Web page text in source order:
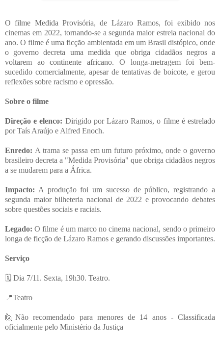
O filme Medida Provisória, de Lázaro Ramos, foi exibido nos
cinemas em 2022, tornando-se a segunda maior estreia nacional do
ano. O filme é uma ficção ambientada em um Brasil distópico, onde
o governo decreta uma medida que obriga cidadãos negros a
voltarem ao continente africano. O longa-metragem foi bem-
sucedido comercialmente, apesar de tentativas de boicote, e gerou
reflexões sobre racismo e opressão.
Sobre o filme
Direção e elenco: Dirigido por Lázaro Ramos, o filme é estrelado
por Taís Araújo e Alfred Enoch.
Enredo: A trama se passa em um futuro próximo, onde o governo
brasileiro decreta a "Medida Provisória" que obriga cidadãos negros
a se mudarem para a África.
Impacto: A produção foi um sucesso de público, registrando a
segunda maior bilheteria nacional de 2022 e provocando debates
sobre questões sociais e raciais.
Legado:O filme é um marco no cinema nacional, sendo o primeiro
longa de ficção de Lázaro Ramos e gerando discussões importantes.
Serviço
🗓 Dia 7/11. Sexta, 19h30. Teatro.
📍Teatro
🙋Não recomendado para menores de 14 anos - Classificada
oficialmente pelo Ministério da Justiça